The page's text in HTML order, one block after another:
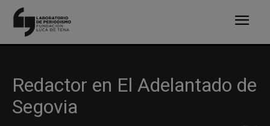
Redactor en El Adelantado de
Segovia